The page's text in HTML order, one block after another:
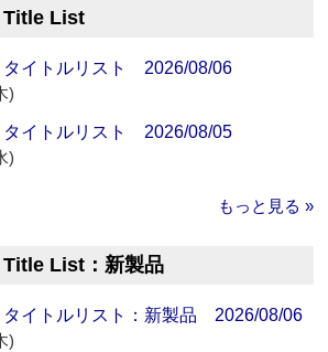
Title List
タイトルリスト 2026/08/06
)
タイトルリスト 2026/08/05
)
もっと見る »
List：新製品
タイトルリスト：新製品 2026/08/06
)